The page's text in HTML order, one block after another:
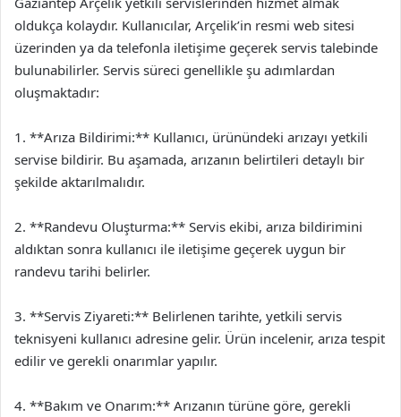
oldukça kolaydır. Kullanıcılar, Arçelik’in resmi web sitesi
üzerinden ya da telefonla iletişime geçerek servis talebinde
bulunabilirler. Servis süreci genellikle şu adımlardan
oluşmaktadır:
1. **Arıza Bildirimi:** Kullanıcı, ürünündeki arızayı yetkili
servise bildirir. Bu aşamada, arızanın belirtileri detaylı bir
şekilde aktarılmalıdır.
2. **Randevu Oluşturma:** Servis ekibi, arıza bildirimini
aldıktan sonra kullanıcı ile iletişime geçerek uygun bir
randevu tarihi belirler.
3. **Servis Ziyareti:** Belirlenen tarihte, yetkili servis
teknisyeni kullanıcı adresine gelir. Ürün incelenir, arıza tespit
edilir ve gerekli onarımlar yapılır.
4. **Bakım ve Onarım:** Arızanın türüne göre, gerekli